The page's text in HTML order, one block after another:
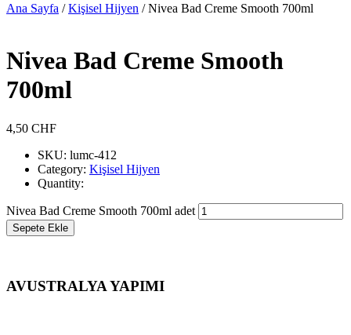
Ana Sayfa /Kişisel Hijyen / Nivea Bad Creme Smooth 700ml
Nivea Bad Creme Smooth
700ml
4,50 CHF
SKU: lumc-412
Category: Kişisel Hijyen
Quantity:
Nivea Bad Creme Smooth 700ml adet
Sepete Ekle
AVUSTRALYA YAPIMI